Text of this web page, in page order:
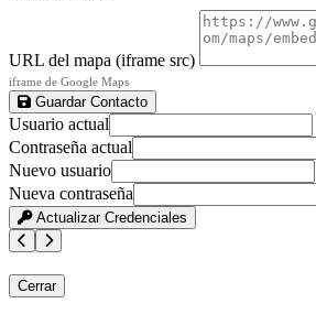
URL del mapa (iframe src)
iframe de Google Maps
Guardar Contacto
Usuario actual
Contraseña actual
Nuevo usuario
Nueva contraseña
Actualizar Credenciales
Cerrar